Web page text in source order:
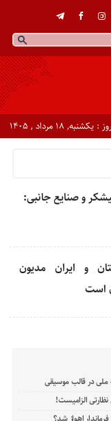
: یکشنبه, ۱۸ مرداد , ۱۴۰۵
و صنایع جانبی:
و ایران مدیون
است
در قالب موسیقی
الزامیست!